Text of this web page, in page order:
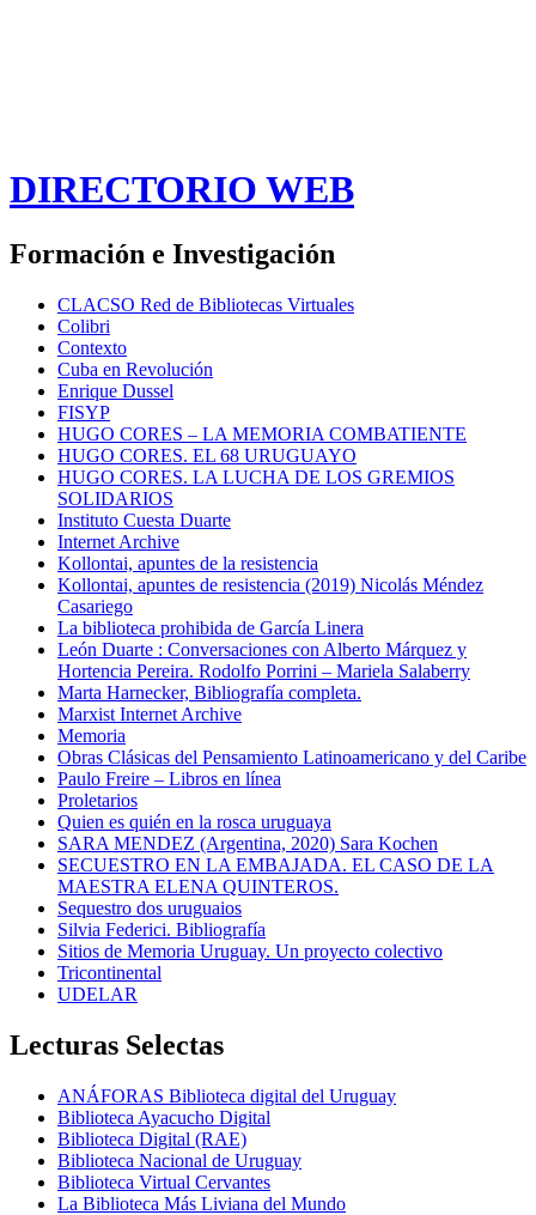
DIRECTORIO WEB
Formación e Investigación
CLACSO Red de Bibliotecas Virtuales
Colibri
Contexto
Cuba en Revolución
Enrique Dussel
FISYP
HUGO CORES – LA MEMORIA COMBATIENTE
HUGO CORES. EL 68 URUGUAYO
HUGO CORES. LA LUCHA DE LOS GREMIOS
SOLIDARIOS
Instituto Cuesta Duarte
Internet Archive
Kollontai, apuntes de la resistencia
Kollontai, apuntes de resistencia (2019) Nicolás Méndez
Casariego
La biblioteca prohibida de García Linera
León Duarte : Conversaciones con Alberto Márquez y
Hortencia Pereira. Rodolfo Porrini – Mariela Salaberry
Marta Harnecker, Bibliografía completa.
Marxist Internet Archive
Memoria
Obras Clásicas del Pensamiento Latinoamericano y del Caribe
Paulo Freire – Libros en línea
Proletarios
Quien es quién en la rosca uruguaya
SARA MENDEZ (Argentina, 2020) Sara Kochen
SECUESTRO EN LA EMBAJADA. EL CASO DE LA
MAESTRA ELENA QUINTEROS.
Sequestro dos uruguaios
Silvia Federici. Bibliografía
Sitios de Memoria Uruguay. Un proyecto colectivo
Tricontinental
UDELAR
Lecturas Selectas
ANÁFORAS Biblioteca digital del Uruguay
Biblioteca Ayacucho Digital
Biblioteca Digital (RAE)
Biblioteca Nacional de Uruguay
Biblioteca Virtual Cervantes
La Biblioteca Más Liviana del Mundo